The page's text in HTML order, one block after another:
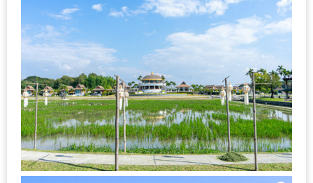
MAPS
MY
ACCOUNT
NEW
FACEBOOK
TIMELINE
POLICY